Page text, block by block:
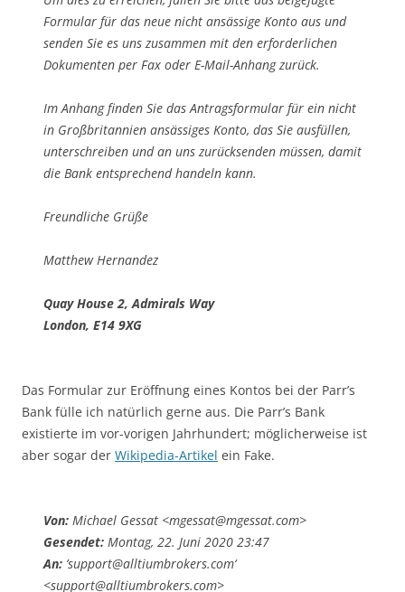
Formular für das neue nicht ansässige Konto aus und
senden Sie es uns zusammen mit den erforderlichen
Dokumenten per Fax oder E-Mail-Anhang zurück.
Im Anhang finden Sie das Antragsformular für ein nicht
in Großbritannien ansässiges Konto, das Sie ausfüllen,
unterschreiben und an uns zurücksenden müssen, damit
die Bank entsprechend handeln kann.
Freundliche Grüße
Matthew Hernandez
Quay House 2, Admirals Way
London, E14 9XG
Das Formular zur Eröffnung eines Kontos bei der Parr’s
Bank fülle ich natürlich gerne aus. Die Parr’s Bank
existierte im vor-vorigen Jahrhundert; möglicherweise ist
aber sogar der Wikipedia-Artikel ein Fake.
Von: Michael Gessat <mgessat@mgessat.com>
Gesendet: Montag, 22. Juni 2020 23:47
An: ’support@alltiumbrokers.com‘
<support@alltiumbrokers.com>